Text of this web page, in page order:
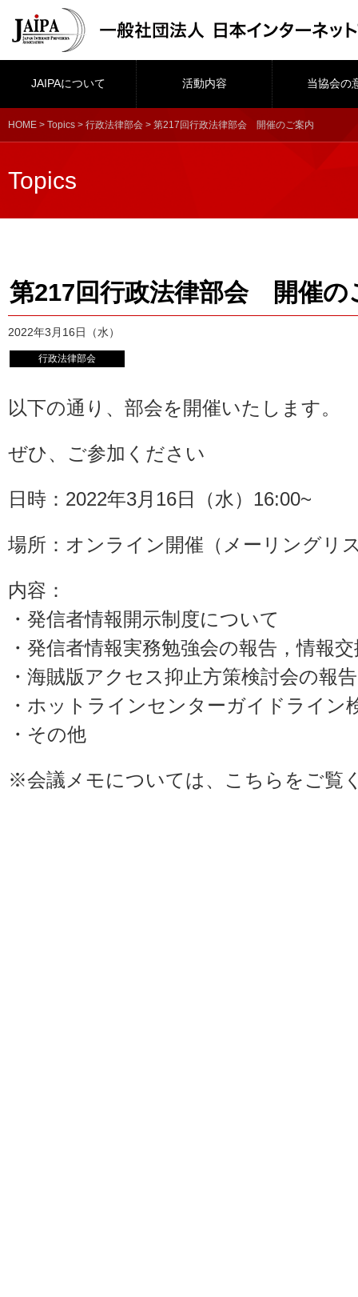
JAIPAについて 活動内容 当協会の
HOME > Topics > 行政法律部会 > 第217回行政法律部会 開催のご案内
Topics
第217回行政法律部会 開催の
2022年3月16日（水）
行政法律部会
以下の通り、部会を開催いたします。
ぜひ、ご参加ください
日時：2022年3月16日（水）16:00~
場所：オンライン開催（メーリングリ
内容：
・発信者情報開示制度について
・発信者情報実務勉強会の報告，情報
・海賊版アクセス抑止方策検討会の報
・ホットラインセンターガイドライン
・その他
※会議メモについては、 こちら をご覧